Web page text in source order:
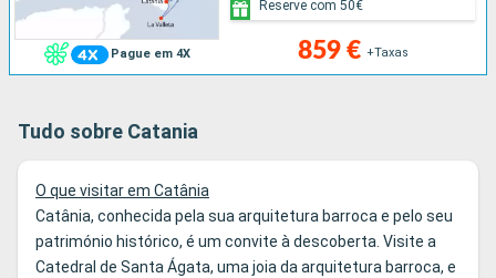
Pague em 4X 859 € +Taxas
Reserve com 50€
Tudo sobre Catania
O que visitar em Catânia
Catânia, conhecida pela sua arquitetura barroca e pelo seu
património histórico, é um convite à descoberta. Visite a
Catedral de Santa Ágata, uma joia da arquitetura barroca, e